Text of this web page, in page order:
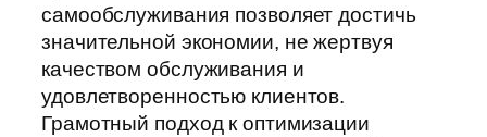
самообслуживания позволяет достичь
значительной экономии, не жертвуя
качеством обслуживания и
удовлетворенностью клиентов.
Грамотный подход к оптимизации